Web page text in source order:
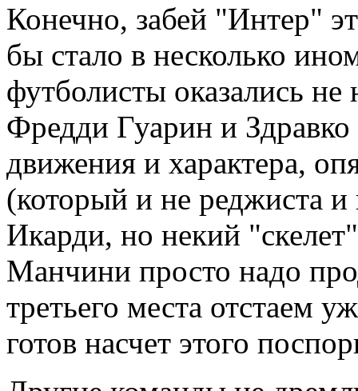
Конечно, забей "Интер"
бы стало в несколько
футболисты оказались
Фредди Гуарин и
движения и характера,
(который и не реджиста
Икарди, но некий
Манчини просто надо
третьего места отстаем
готов насчет этого